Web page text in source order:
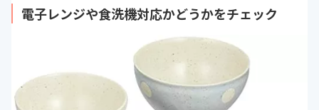
電子レンジや食洗機対応かどうかをチェック